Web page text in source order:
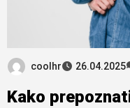
coolhr 26.04.2025
Kako